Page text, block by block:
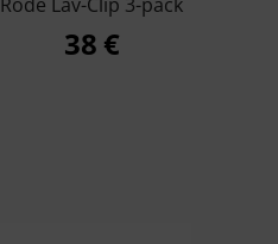
38 €